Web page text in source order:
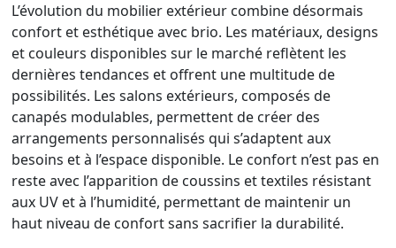
L’évolution du mobilier extérieur combine désormais
confort et esthétique avec brio. Les matériaux, designs
et couleurs disponibles sur le marché reflètent les
dernières tendances et offrent une multitude de
possibilités. Les salons extérieurs, composés de
canapés modulables, permettent de créer des
arrangements personnalisés qui s’adaptent aux
besoins et à l’espace disponible. Le confort n’est pas en
reste avec l’apparition de coussins et textiles résistant
aux UV et à l’humidité, permettant de maintenir un
haut niveau de confort sans sacrifier la durabilité.